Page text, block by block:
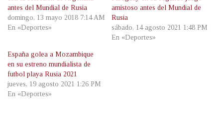
antes del Mundial de Rusia
domingo, 13 mayo 2018 7:14 AM
En «Deportes»
amistoso antes del Mundial de
Rusia
sábado, 14 agosto 2021 1:48 PM
En «Deportes»
España golea a Mozambique
en su estreno mundialista de
futbol playa Rusia 2021
jueves, 19 agosto 2021 1:26 PM
En «Deportes»